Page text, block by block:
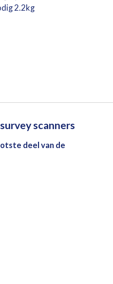
2.2kg
surveyscanners
deel van de